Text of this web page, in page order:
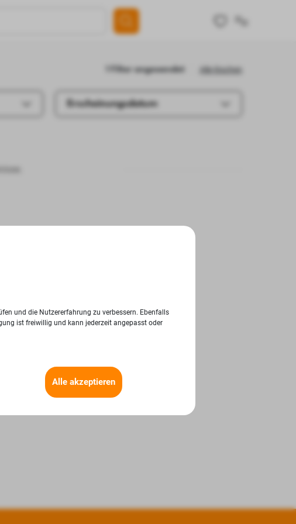
Alle löschen
1 Filter angewendet
Erscheinungsdatum
und die Nutzererfahrung zu verbessern. Ebenfalls
ist freiwillig und kann jederzeit angepasst oder
Alle akzeptieren